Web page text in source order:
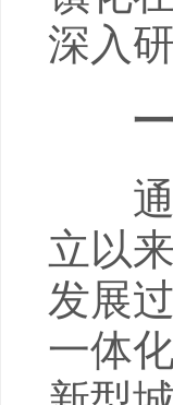
深入
通过
立以
发展
一体